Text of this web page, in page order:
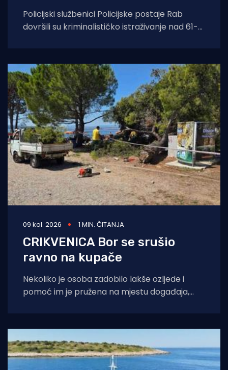
Policijski službenici Policijske postaje Rab
dovršili su kriminalističko istraživanje nad 61-
09 kol. 2026 1 MIN. ČITANJA
CRIKVENICA Bor se srušio
ravno na kupače
Nekoliko je osoba zadobilo lakše ozljede i
pomoć im je pružena na mjestu događaja,